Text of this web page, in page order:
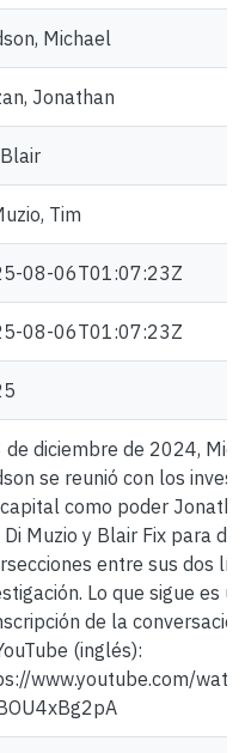
Michael
Jonathan
Tim
08-06T01:07:23Z
08-06T01:07:23Z
de diciembre de 2024,
se reunió con los
como poder
Di Muzio y Blair Fix para
entre sus dos
Lo que sigue es
de la
(inglés):
www.youtube.com/